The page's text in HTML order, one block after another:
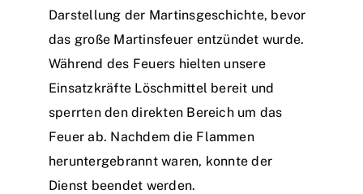
Darstellung der Martinsgeschichte, bevor
das große Martinsfeuer entzündet wurde.
Während des Feuers hielten unsere
Einsatzkräfte Löschmittel bereit und
sperrten den direkten Bereich um das
Feuer ab. Nachdem die Flammen
heruntergebrannt waren, konnte der
Dienst beendet werden.